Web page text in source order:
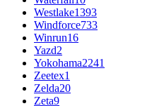
Westlake1393
Windforce733
Winrun16
Yazd2
Yokohama2241
Zeetex1
Zelda20
Zeta9